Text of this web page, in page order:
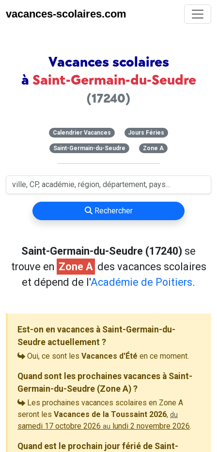
vacances-scolaires.com
Vacances scolaires
à Saint-Germain-du-Seudre
(17240)
Calendrier Vacances Jours Féries
Saint-Germain-du-Seudre Zone A
Rechercher
Saint-Germain-du-Seudre (17240) se
trouve en Zone A des vacances scolaires
et dépend de l'Académie de Poitiers.
Est-on en vacances à Saint-Germain-du-
Seudre actuellement ?
Oui, ce sont les Vacances d'Été en ce moment.
Quand sont les prochaines vacances à Saint-
Germain-du-Seudre (Zone A) ?
Les prochaines vacances scolaires en Zone A
seront les Vacances de la Toussaint 2026, du
samedi 17 octobre 2026 au lundi 2 novembre 2026.
Quand est le prochain jour férié de Saint-